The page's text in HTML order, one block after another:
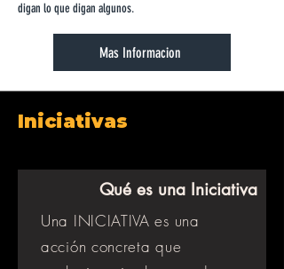
digan lo que digan algunos.
Mas Informacion
Iniciativas
Qué es una Iniciativa
Una INICIATIVA es una
acción concreta que